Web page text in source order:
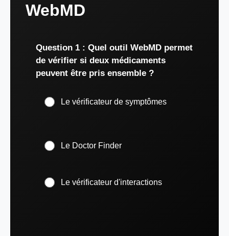
WebMD
Question 1 : Quel outil WebMD permet
de vérifier si deux médicaments
peuvent être pris ensemble ?
Le vérificateur de symptômes
Le Doctor Finder
Le vérificateur d'interactions